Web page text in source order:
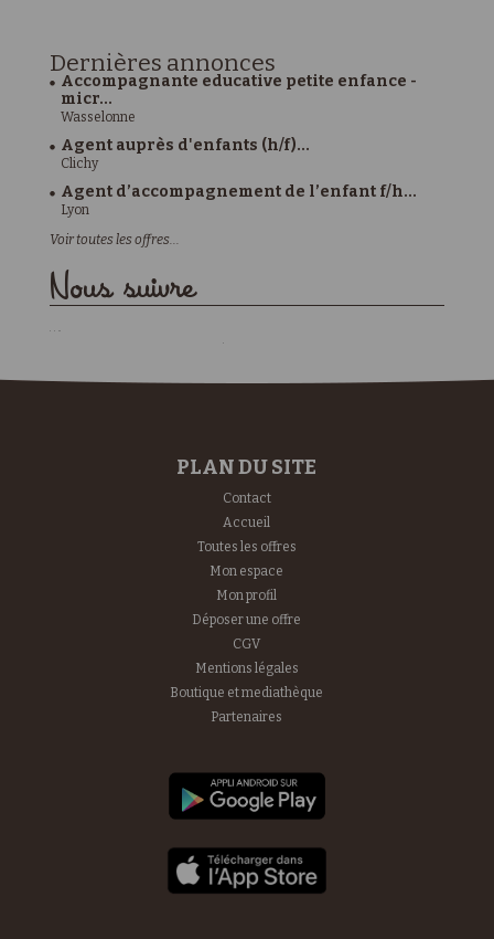
Dernières annonces
Accompagnante educative petite enfance -
micr...
Wasselonne
Agent auprès d'enfants (h/f)...
Clichy
Agent d’accompagnement de l’enfant f/h...
Lyon
Voir toutes les offres...
Nous suivre
PLAN DU SITE
Contact
Accueil
Toutes les offres
Mon espace
Mon profil
Déposer une offre
CGV
Mentions légales
Boutique et mediathèque
Partenaires